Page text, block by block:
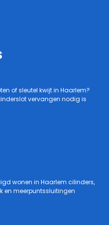
of sleutel kwijt in Haarlem?
vervangen nodig is
wonen in Haarlem cilinders,
en meerpuntssluitingen